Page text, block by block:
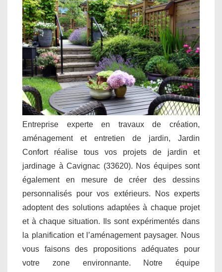
Entreprise experte en travaux de création,
aménagement et entretien de jardin, Jardin
Confort réalise tous vos projets de jardin et
jardinage à Cavignac (33620). Nos équipes sont
également en mesure de créer des dessins
personnalisés pour vos extérieurs. Nos experts
adoptent des solutions adaptées à chaque projet
et à chaque situation. Ils sont expérimentés dans
la planification et l’aménagement paysager. Nous
vous faisons des propositions adéquates pour
votre zone environnante. Notre équipe